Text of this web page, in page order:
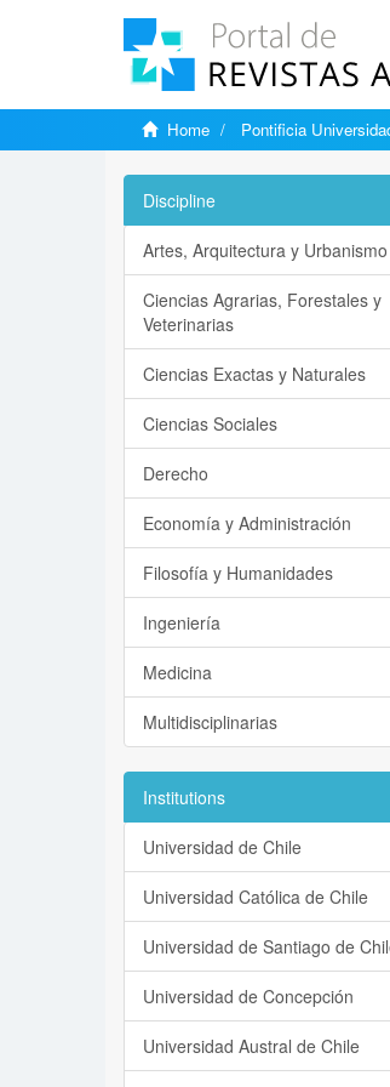
Home Pontificia
Discipline
Artes, Arquitectura y Urbanismo
Ciencias Agrarias, Forestales y
Veterinarias
Ciencias Exactas y Naturales
Ciencias Sociales
Derecho
Economía y Administración
Filosofía y Humanidades
Ingeniería
Medicina
Multidisciplinarias
Institutions
Universidad de Chile
Universidad Católica de Chile
Universidad de Santiago de
Universidad de Concepción
Universidad Austral de Chile